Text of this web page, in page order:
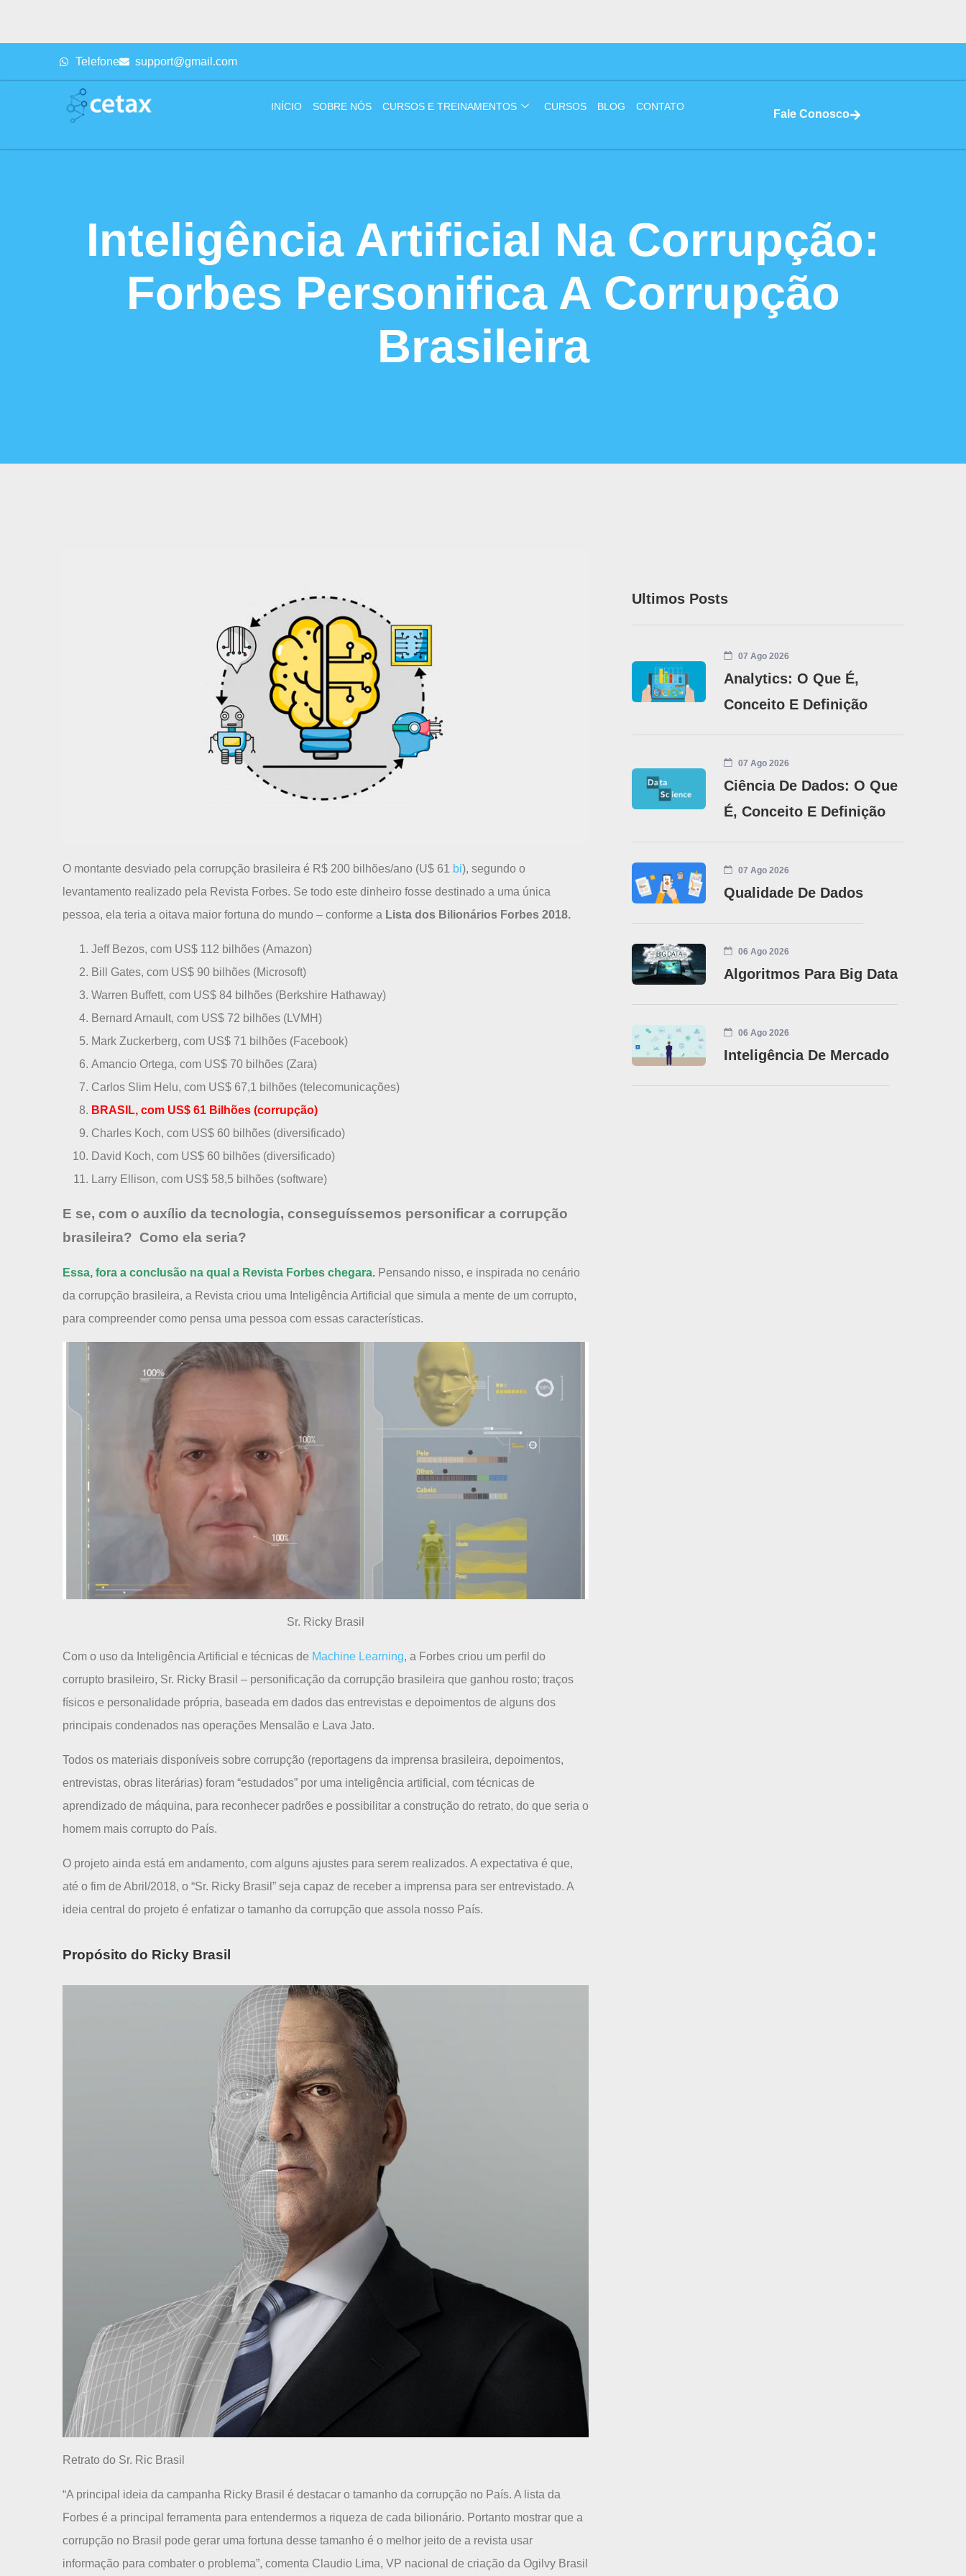
Telefone support@gmail.com
INÍCIO SOBRE NÓS CURSOS E TREINAMENTOS CURSOS BLOG CONTATO
Fale Conosco
Inteligência Artificial Na Corrupção:
Forbes Personifica A Corrupção
Brasileira
O montante desviado pela corrupção brasileira é R$ 200 bilhões/ano (U$ 61 bi), segundo o
levantamento realizado pela Revista Forbes. Se todo este dinheiro fosse destinado a uma única
pessoa, ela teria a oitava maior fortuna do mundo – conforme a Lista dos Bilionários Forbes 2018.
Jeff Bezos, com US$ 112 bilhões (Amazon)
Bill Gates, com US$ 90 bilhões (Microsoft)
Warren Buffett, com US$ 84 bilhões (Berkshire Hathaway)
Bernard Arnault, com US$ 72 bilhões (LVMH)
Mark Zuckerberg, com US$ 71 bilhões (Facebook)
Amancio Ortega, com US$ 70 bilhões (Zara)
Carlos Slim Helu, com US$ 67,1 bilhões (telecomunicações)
BRASIL, com US$ 61 Bilhões (corrupção)
Charles Koch, com US$ 60 bilhões (diversificado)
David Koch, com US$ 60 bilhões (diversificado)
Larry Ellison, com US$ 58,5 bilhões (software)
E se, com o auxílio da tecnologia, conseguíssemos personificar a corrupção
brasileira? Como ela seria?
Essa, fora a conclusão na qual a Revista Forbes chegara. Pensando nisso, e inspirada no cenário
da corrupção brasileira, a Revista criou uma Inteligência Artificial que simula a mente de um corrupto,
para compreender como pensa uma pessoa com essas características.
Sr. Ricky Brasil
Com o uso da Inteligência Artificial e técnicas de Machine Learning, a Forbes criou um perfil do
corrupto brasileiro, Sr. Ricky Brasil – personificação da corrupção brasileira que ganhou rosto; traços
físicos e personalidade própria, baseada em dados das entrevistas e depoimentos de alguns dos
principais condenados nas operações Mensalão e Lava Jato.
Todos os materiais disponíveis sobre corrupção (reportagens da imprensa brasileira, depoimentos,
entrevistas, obras literárias) foram “estudados” por uma inteligência artificial, com técnicas de
aprendizado de máquina, para reconhecer padrões e possibilitar a construção do retrato, do que seria o
homem mais corrupto do País.
O projeto ainda está em andamento, com alguns ajustes para serem realizados. A expectativa é que,
até o fim de Abril/2018, o “Sr. Ricky Brasil” seja capaz de receber a imprensa para ser entrevistado. A
ideia central do projeto é enfatizar o tamanho da corrupção que assola nosso País.
Propósito do Ricky Brasil
Retrato do Sr. Ric Brasil
“A principal ideia da campanha Ricky Brasil é destacar o tamanho da corrupção no País. A lista da
Forbes é a principal ferramenta para entendermos a riqueza de cada bilionário. Portanto mostrar que a
corrupção no Brasil pode gerar uma fortuna desse tamanho é o melhor jeito de a revista usar
informação para combater o problema”, comenta Claudio Lima, VP nacional de criação da Ogilvy Brasil
Ultimos Posts
07 Ago 2026
Analytics: O Que É,
Conceito E Definição
07 Ago 2026
Ciência De Dados: O Que
É, Conceito E Definição
07 Ago 2026
Qualidade De Dados
06 Ago 2026
Algoritmos Para Big Data
06 Ago 2026
Inteligência De Mercado